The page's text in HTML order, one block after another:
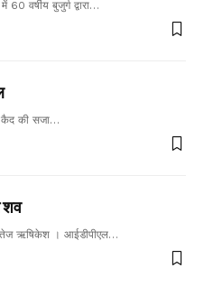
60 वर्षीय बुजुर्ग द्वारा…
कैद की सजा…
शव
तेज ऋषिकेश । आईडीपीएल…